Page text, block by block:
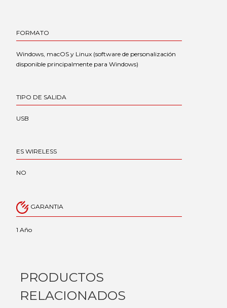
FORMATO
Windows, macOS y Linux (software de personalización
disponible principalmente para Windows)
TIPO DE SALIDA
USB
ES WIRELESS
NO
GARANTIA
1 Año
PRODUCTOS
RELACIONADOS